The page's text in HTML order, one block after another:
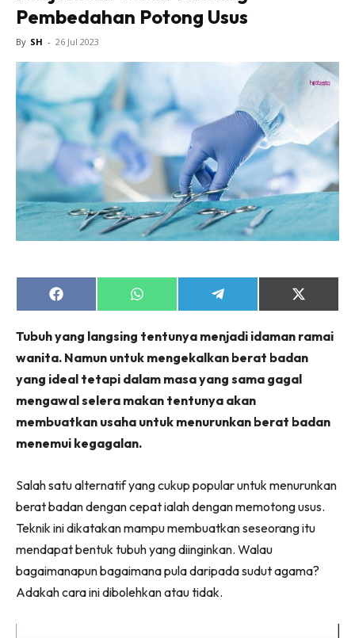
Pembedahan Potong Usus
By SH - 26 Jul 2023
Share
on
Share
on
Share
on
Share
on
(Twitter)
Tubuh yang langsing tentunya menjadi idaman ramai
wanita. Namun untuk mengekalkan berat badan
yang ideal tetapi dalam masa yang sama gagal
mengawal selera makan tentunya akan
membuatkan usaha untuk menurunkan berat badan
menemui kegagalan.
Salah satu alternatif yang cukup popular untuk menurunkan
berat badan dengan cepat ialah dengan memotong usus.
Teknik ini dikatakan mampu membuatkan seseorang itu
mendapat bentuk tubuh yang diinginkan. Walau
bagaimanapun bagaimana pula daripada sudut agama?
Adakah cara ini dibolehkan atau tidak.